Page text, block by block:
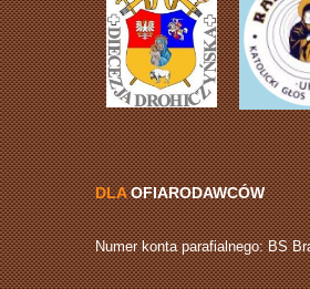
DLAOFIARODAWCÓW
Numer konta parafialnego: BS